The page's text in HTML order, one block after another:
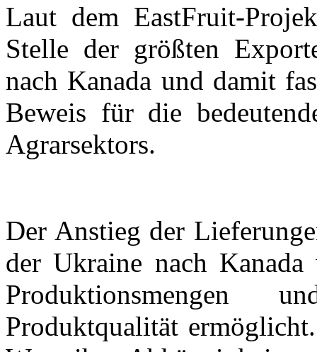
Laut dem EastFruit-
Stelle der größten
nach Kanada und damit
Beweis für die
Agrarsektors.
Der Anstieg der
der Ukraine nach
Produktionsmengen
Produktqualität